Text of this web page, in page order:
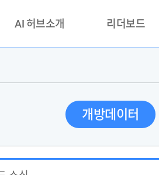
AI 허브소개
안심존이란?
리더보드
개방데이터